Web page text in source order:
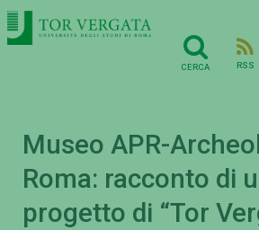
CERCA RSS
Museo APR-
Roma: racconto di
progetto di “Tor